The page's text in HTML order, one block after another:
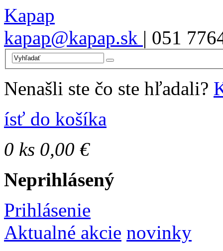
Kapap
kapap@kapap.sk | 051
Nenašli ste čo ste hľadali?
ísť do košíka
0 ks 0,00 €
Neprihlásený
Prihlásenie
Aktualné akcie novinky